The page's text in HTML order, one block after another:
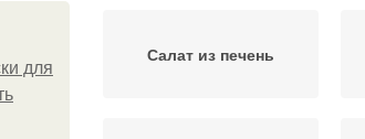
для
Салат из печень